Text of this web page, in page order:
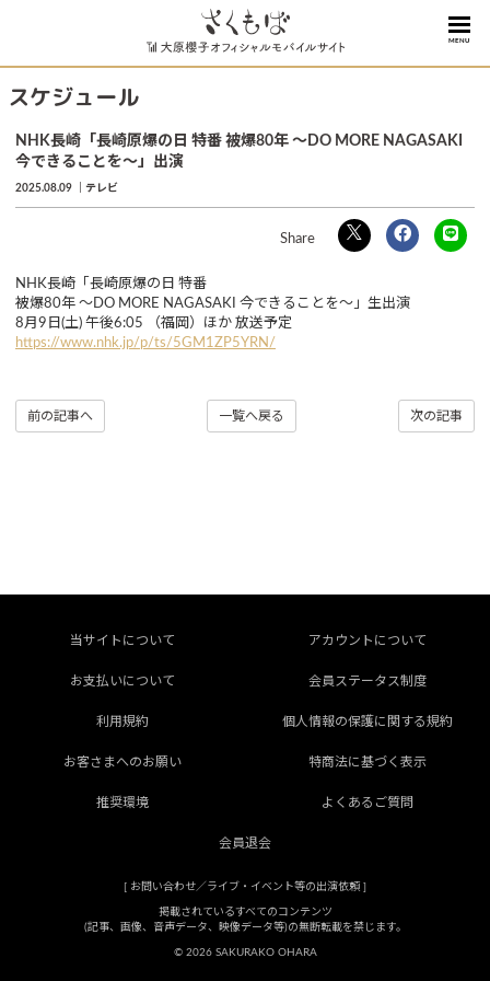
MENU
スケジュール
NHK長崎「長崎原爆の日 特番 被爆80年 〜DO MORE NAGASAKI
今できることを〜」出演
2025.08.09 テレビ
NHK長崎「長崎原爆の日 特番
被爆80年 〜DO MORE NAGASAKI 今できることを〜」生出演
8月9日(土) 午後6:05 （福岡）ほか 放送予定
https://www.nhk.jp/p/ts/5GM1ZP5YRN/
前の記事へ 一覧へ戻る 次の記事
当サイトについて アカウントについて
お支払いについて 会員ステータス制度
利用規約 個人情報の保護に関する規約
お客さまへのお願い 特商法に基づく表示
推奨環境 よくあるご質問
会員退会
[ お問い合わせ／ライブ・イベント等の出演依頼 ]
掲載されているすべてのコンテンツ
(記事、画像、音声データ、映像データ等)の無断転載を禁じます。
© 2026 SAKURAKO OHARA